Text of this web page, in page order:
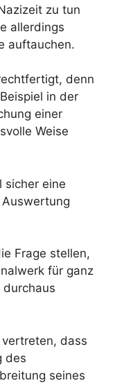
zu tun
allerdings
auftauchen.
denn
in der
einer
Weise
sicher eine
Frage stellen,
für ganz
dass
des
seines